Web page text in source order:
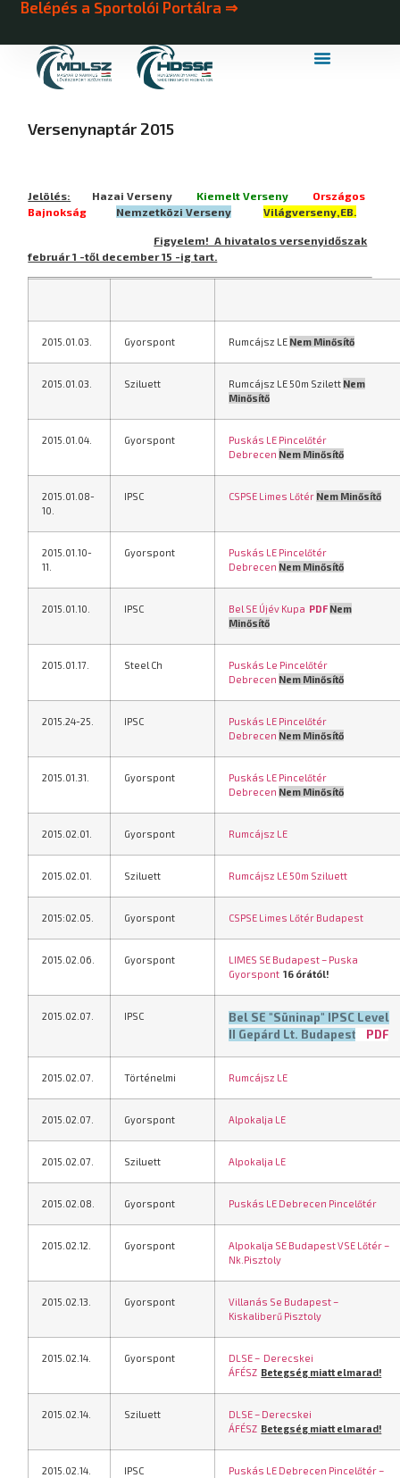
Belépés a Sportolói Portálra ⇒
Versenynaptár 2015
Jelölés: Hazai Verseny Kiemelt Verseny Országos
Bajnokság Nemzetközi Verseny Világverseny,EB.
Figyelem! A hivatalos versenyidőszak
február 1 -től december 15 -ig tart.
2015.01.03. Gyorspont Rumcájsz LE Nem Minősítő
2015.01.03. Sziluett Rumcájsz LE 50m Szilett Nem
Minősítő
2015.01.04. Gyorspont
Puskás LE Pincelőtér
Debrecen Nem Minősítő
2015.01.08-
10.
IPSC CSPSE Limes Lőtér Nem Minősítő
2015.01.10-
11.
Gyorspont
Puskás LE Pincelőtér
Debrecen Nem Minősítő
2015.01.10. IPSC Bel SE Újév Kupa PDF Nem
Minősítő
2015.01.17. Steel Ch
Puskás Le Pincelőtér
Debrecen Nem Minősítő
2015.24-25. IPSC
Puskás LE Pincelőtér
Debrecen Nem Minősítő
2015.01.31. Gyorspont
Puskás LE Pincelőtér
Debrecen Nem Minősítő
2015.02.01. Gyorspont Rumcájsz LE
2015.02.01. Sziluett Rumcájsz LE 50m Sziluett
2015:02.05. Gyorspont CSPSE Limes Lőtér Budapest
2015.02.06. Gyorspont
LIMES SE Budapest – Puska
Gyorspont 16 órától!
2015.02.07. IPSC
Bel SE "Süninap" IPSC Level
II Gepárd Lt. Budapest PDF
2015.02.07. Történelmi Rumcájsz LE
2015.02.07. Gyorspont Alpokalja LE
2015.02.07. Sziluett Alpokalja LE
2015.02.08. Gyorspont Puskás LE Debrecen Pincelőtér
2015.02.12. Gyorspont
Alpokalja SE Budapest VSE Lőtér –
Nk.Pisztoly
2015.02.13. Gyorspont
Villanás Se Budapest –
Kiskaliberű Pisztoly
2015.02.14. Gyorspont
DLSE – Derecskei
ÁFÉSZ Betegség miatt elmarad!
2015.02.14. Sziluett
DLSE – Derecskei
ÁFÉSZ Betegség miatt elmarad!
2015.02.14. IPSC
Puskás LE Debrecen Pincelőtér –